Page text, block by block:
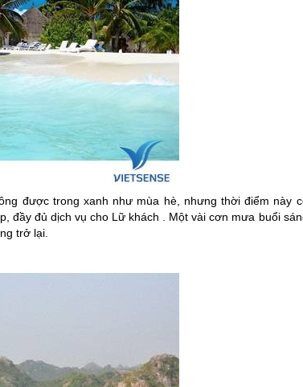
được trong xanh như mùa hè, nhưng thời điểm này
đầy đủ dịch vụ cho Lữ khách . Một vài cơn mưa buổi
trở lại.